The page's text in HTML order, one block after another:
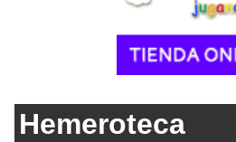
Hemeroteca